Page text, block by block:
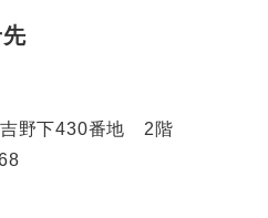
吉野下430番地 2階